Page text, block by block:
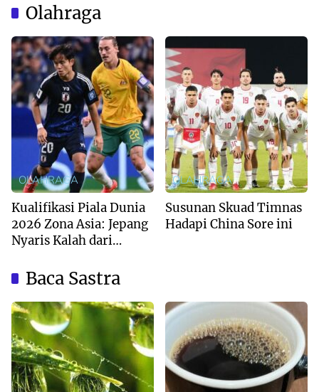
Olahraga
OLAHRAGA
Kualifikasi Piala Dunia
2026 Zona Asia: Jepang
Nyaris Kalah dari
OLAHRAGA
Susunan Skuad Timnas
Hadapi China Sore ini
Baca Sastra